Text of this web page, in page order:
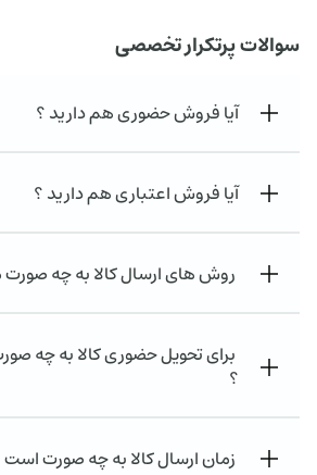
سوالات پرتکرار تخصصی
آیا فروش حضوری هم دارید ؟
آیا فروش اعتباری هم دارید ؟
روش های ارسال کالا به چه
برای تحویل حضوری کالا به چه
؟
زمان ارسال کالا به چه صورت